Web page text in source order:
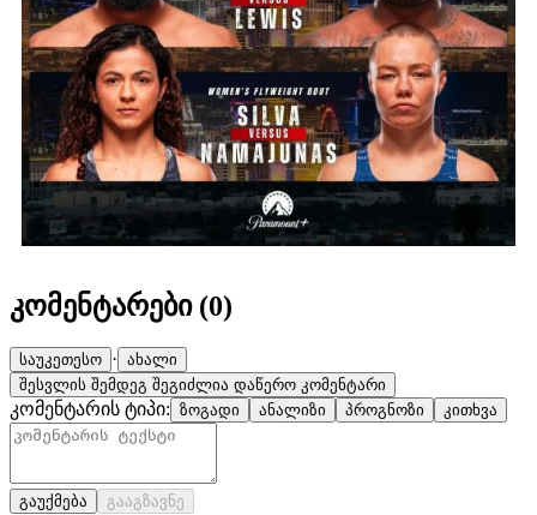
კომენტარები (0)
საუკეთესო · ახალი
შესვლის შემდეგ შეგიძლია დაწერო კომენტარი
კომენტარის ტიპი: ზოგადი ანალიზი პროგნოზი კითხვა
გაუქმება გააგზავნე